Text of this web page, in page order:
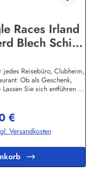
Races Irland
Blech Schild
Reisebüro, Clubheim,
Ob als Geschenk,
Sie sich entführen in
dekorative Erinnerung an
sind in Super-Qualität
gefertigt. Die
Wir verkaufen nur original
jeder Hersteller oder
zum öffentlichen Verkauf
Preis:
€
Versandkosten